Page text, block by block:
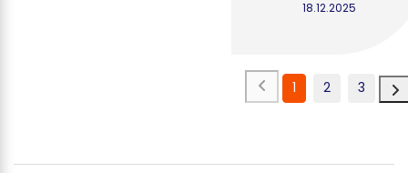
18.12.2025
1 2 3